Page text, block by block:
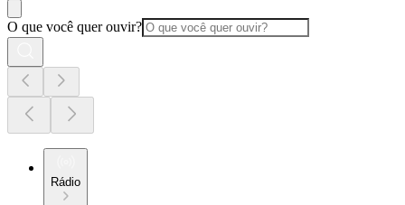
O que você quer ouvir?
Rádio